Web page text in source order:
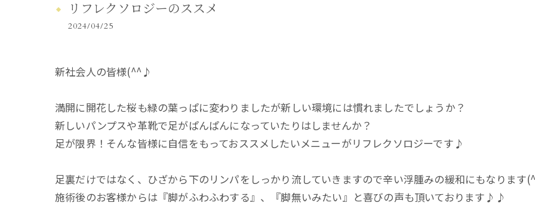
リフレクソロジーのススメ
2024/04/25
新社会人の皆様(^^♪
満開に開花した桜も緑の葉っぱに変わりましたが新しい環境には慣れましたでしょうか？
新しいパンプスや革靴で足がぱんぱんになっていたりはしませんか？
足が限界！そんな皆様に自信をもっておススメしたいメニューがリフレクソロジーです♪
足裏だけではなく、ひざから下のリンパをしっかり流していきますので辛い浮腫みの緩和にもなります
施術後のお客様からは『脚がふわふわする』、『脚無いみたい』と喜びの声も頂いております♪♪